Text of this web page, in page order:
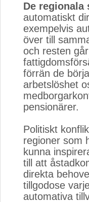
De regionala
automatiskt
exempelvis
över till
och resten
förrän de
arbetslöshet
pensionärer.
Politiskt
regioner som
kunna
till att
direkta
tillgodose
automativa